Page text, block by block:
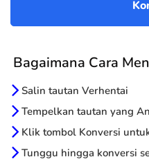
Bagaimana Cara
Salin tautan Verhentai
Tempelkan tautan yang
Klik tombol Konversi
Tunggu hingga konversi